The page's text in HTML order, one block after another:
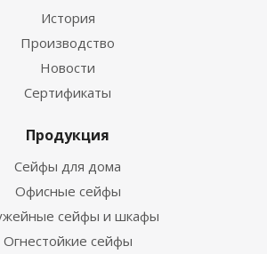
История
Производство
Новости
Сертификаты
Продукция
Сейфы для дома
Офисные сейфы
сейфы и шкафы
Огнестойкие сейфы